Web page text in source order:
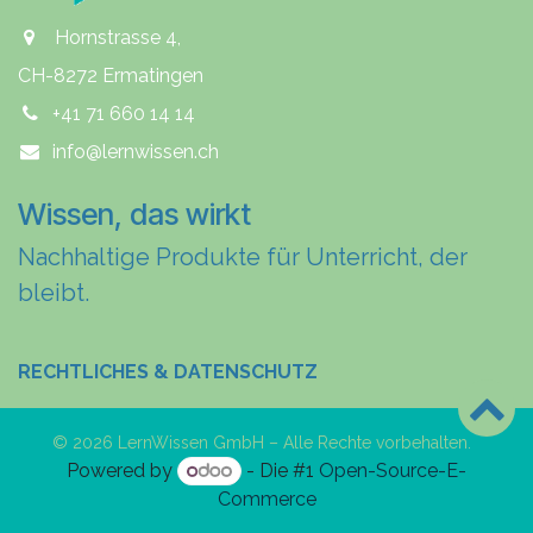
Hornstrasse 4,
CH-8272 Ermatingen
+41 71 660 14 14
info@lernwissen.ch
Wissen, das wirkt
Nachhaltige Produkte für Unterricht, der
bleibt.
RECHTLICHES & DATENSCHUTZ
© 2026 LernWissen GmbH – Alle Rechte vorbehalten.
Powered by - Die #1 Open-Source-E-
Commerce